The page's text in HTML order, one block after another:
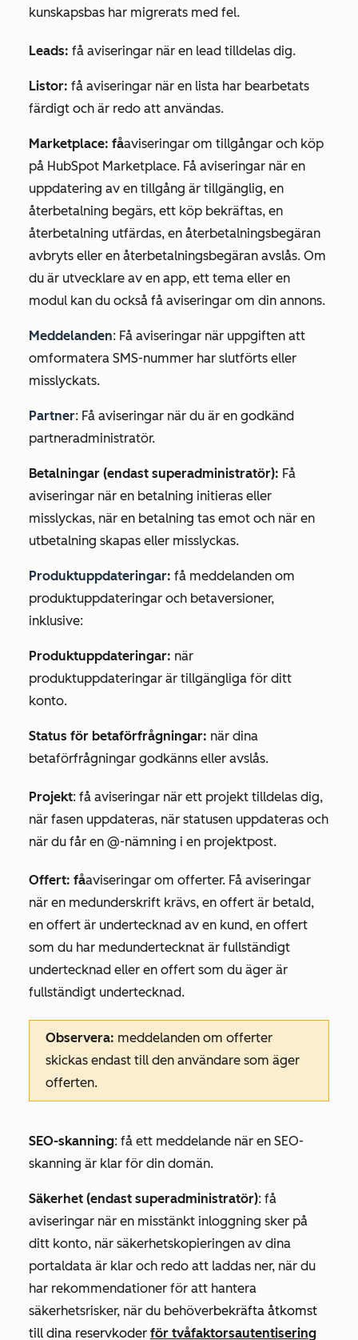
kunskapsbas har migrerats med fel.
Leads: få aviseringar när en lead tilldelas dig.
Listor: få aviseringar när en lista har bearbetats
färdigt och är redo att användas.
Marketplace: fåaviseringar om tillgångar och köp
på HubSpot Marketplace. Få aviseringar när en
uppdatering av en tillgång är tillgänglig, en
återbetalning begärs, ett köp bekräftas, en
återbetalning utfärdas, en återbetalningsbegäran
avbryts eller en återbetalningsbegäran avslås. Om
du är utvecklare av en app, ett tema eller en
modul kan du också få aviseringar om din annons.
Meddelanden: Få aviseringar när uppgiften att
omformatera SMS-nummer har slutförts eller
misslyckats.
Partner: Få aviseringar när du är en godkänd
partneradministratör.
Betalningar (endast superadministratör): Få
aviseringar när en betalning initieras eller
misslyckas, när en betalning tas emot och när en
utbetalning skapas eller misslyckas.
Produktuppdateringar: få meddelanden om
produktuppdateringar och betaversioner,
inklusive:
Produktuppdateringar: när
produktuppdateringar är tillgängliga för ditt
konto.
Status för betaförfrågningar: när dina
betaförfrågningar godkänns eller avslås.
Projekt: få aviseringar när ett projekt tilldelas dig,
när fasen uppdateras, när statusen uppdateras och
när du får en @-nämning i en projektpost.
Offert: fåaviseringar om offerter. Få aviseringar
när en medunderskrift krävs, en offert är betald,
en offert är undertecknad av en kund, en offert
som du har medundertecknat är fullständigt
undertecknad eller en offert som du äger är
fullständigt undertecknad.
Observera: meddelanden om offerter
skickas endast till den användare som äger
offerten.
SEO-skanning: få ett meddelande när en SEO-
skanning är klar för din domän.
Säkerhet (endast superadministratör): få
aviseringar när en misstänkt inloggning sker på
ditt konto, när säkerhetskopieringen av dina
portaldata är klar och redo att laddas ner, när du
har rekommendationer för att hantera
säkerhetsrisker, när du behöverbekräfta åtkomst
till dina reservkoder för tvåfaktorsautentisering